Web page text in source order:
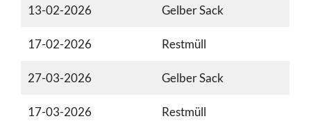
13-02-2026 Gelber Sack
17-02-2026 Restmüll
27-03-2026 Gelber Sack
17-03-2026 Restmüll